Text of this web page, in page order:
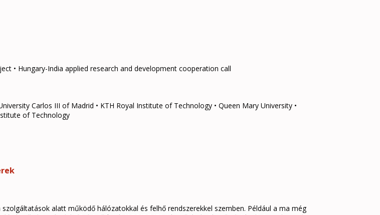
• Hungary-India applied research and development cooperation call
Carlos III of Madrid • KTH Royal Institute of Technology • Queen Mary University •
of Technology
alatt működő hálózatokkal és felhő rendszerekkel szemben. Például a ma még